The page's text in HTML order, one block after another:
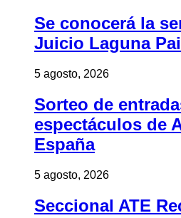
Se conocerá la
Juicio Laguna
5 agosto, 2026
Sorteo de
espectáculos de
España
5 agosto, 2026
Seccional ATE